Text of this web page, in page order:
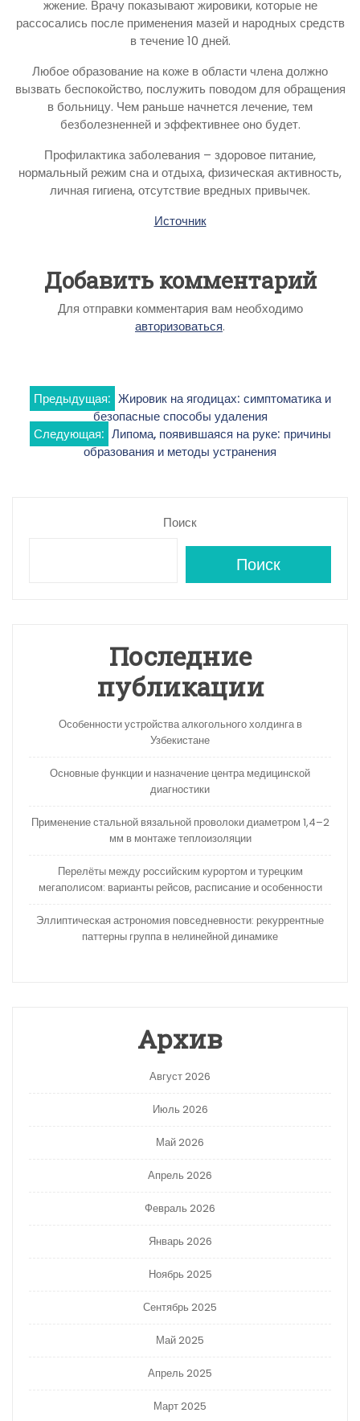
жжение. Врачу показывают жировики, которые не
рассосались после применения мазей и народных средств
в течение 10 дней.
Любое образование на коже в области члена должно
вызвать беспокойство, послужить поводом для обращения
в больницу. Чем раньше начнется лечение, тем
безболезненней и эффективнее оно будет.
Профилактика заболевания – здоровое питание,
нормальный режим сна и отдыха, физическая активность,
личная гигиена, отсутствие вредных привычек.
Источник
Добавить комментарий
Для отправки комментария вам необходимо
авторизоваться.
Навигация
по
записям
Предыдущая: Жировик на ягодицах: симптоматика и
безопасные способы удаления
Следующая: Липома, появившаяся на руке: причины
образования и методы устранения
Поиск
Поиск
Последние
публикации
Особенности устройства алкогольного холдинга в
Узбекистане
Основные функции и назначение центра медицинской
диагностики
Применение стальной вязальной проволоки диаметром 1,4–2
мм в монтаже теплоизоляции
Перелёты между российским курортом и турецким
мегаполисом: варианты рейсов, расписание и особенности
Эллиптическая астрономия повседневности: рекуррентные
паттерны группа в нелинейной динамике
Архив
Август 2026
Июль 2026
Май 2026
Апрель 2026
Февраль 2026
Январь 2026
Ноябрь 2025
Сентябрь 2025
Май 2025
Апрель 2025
Март 2025